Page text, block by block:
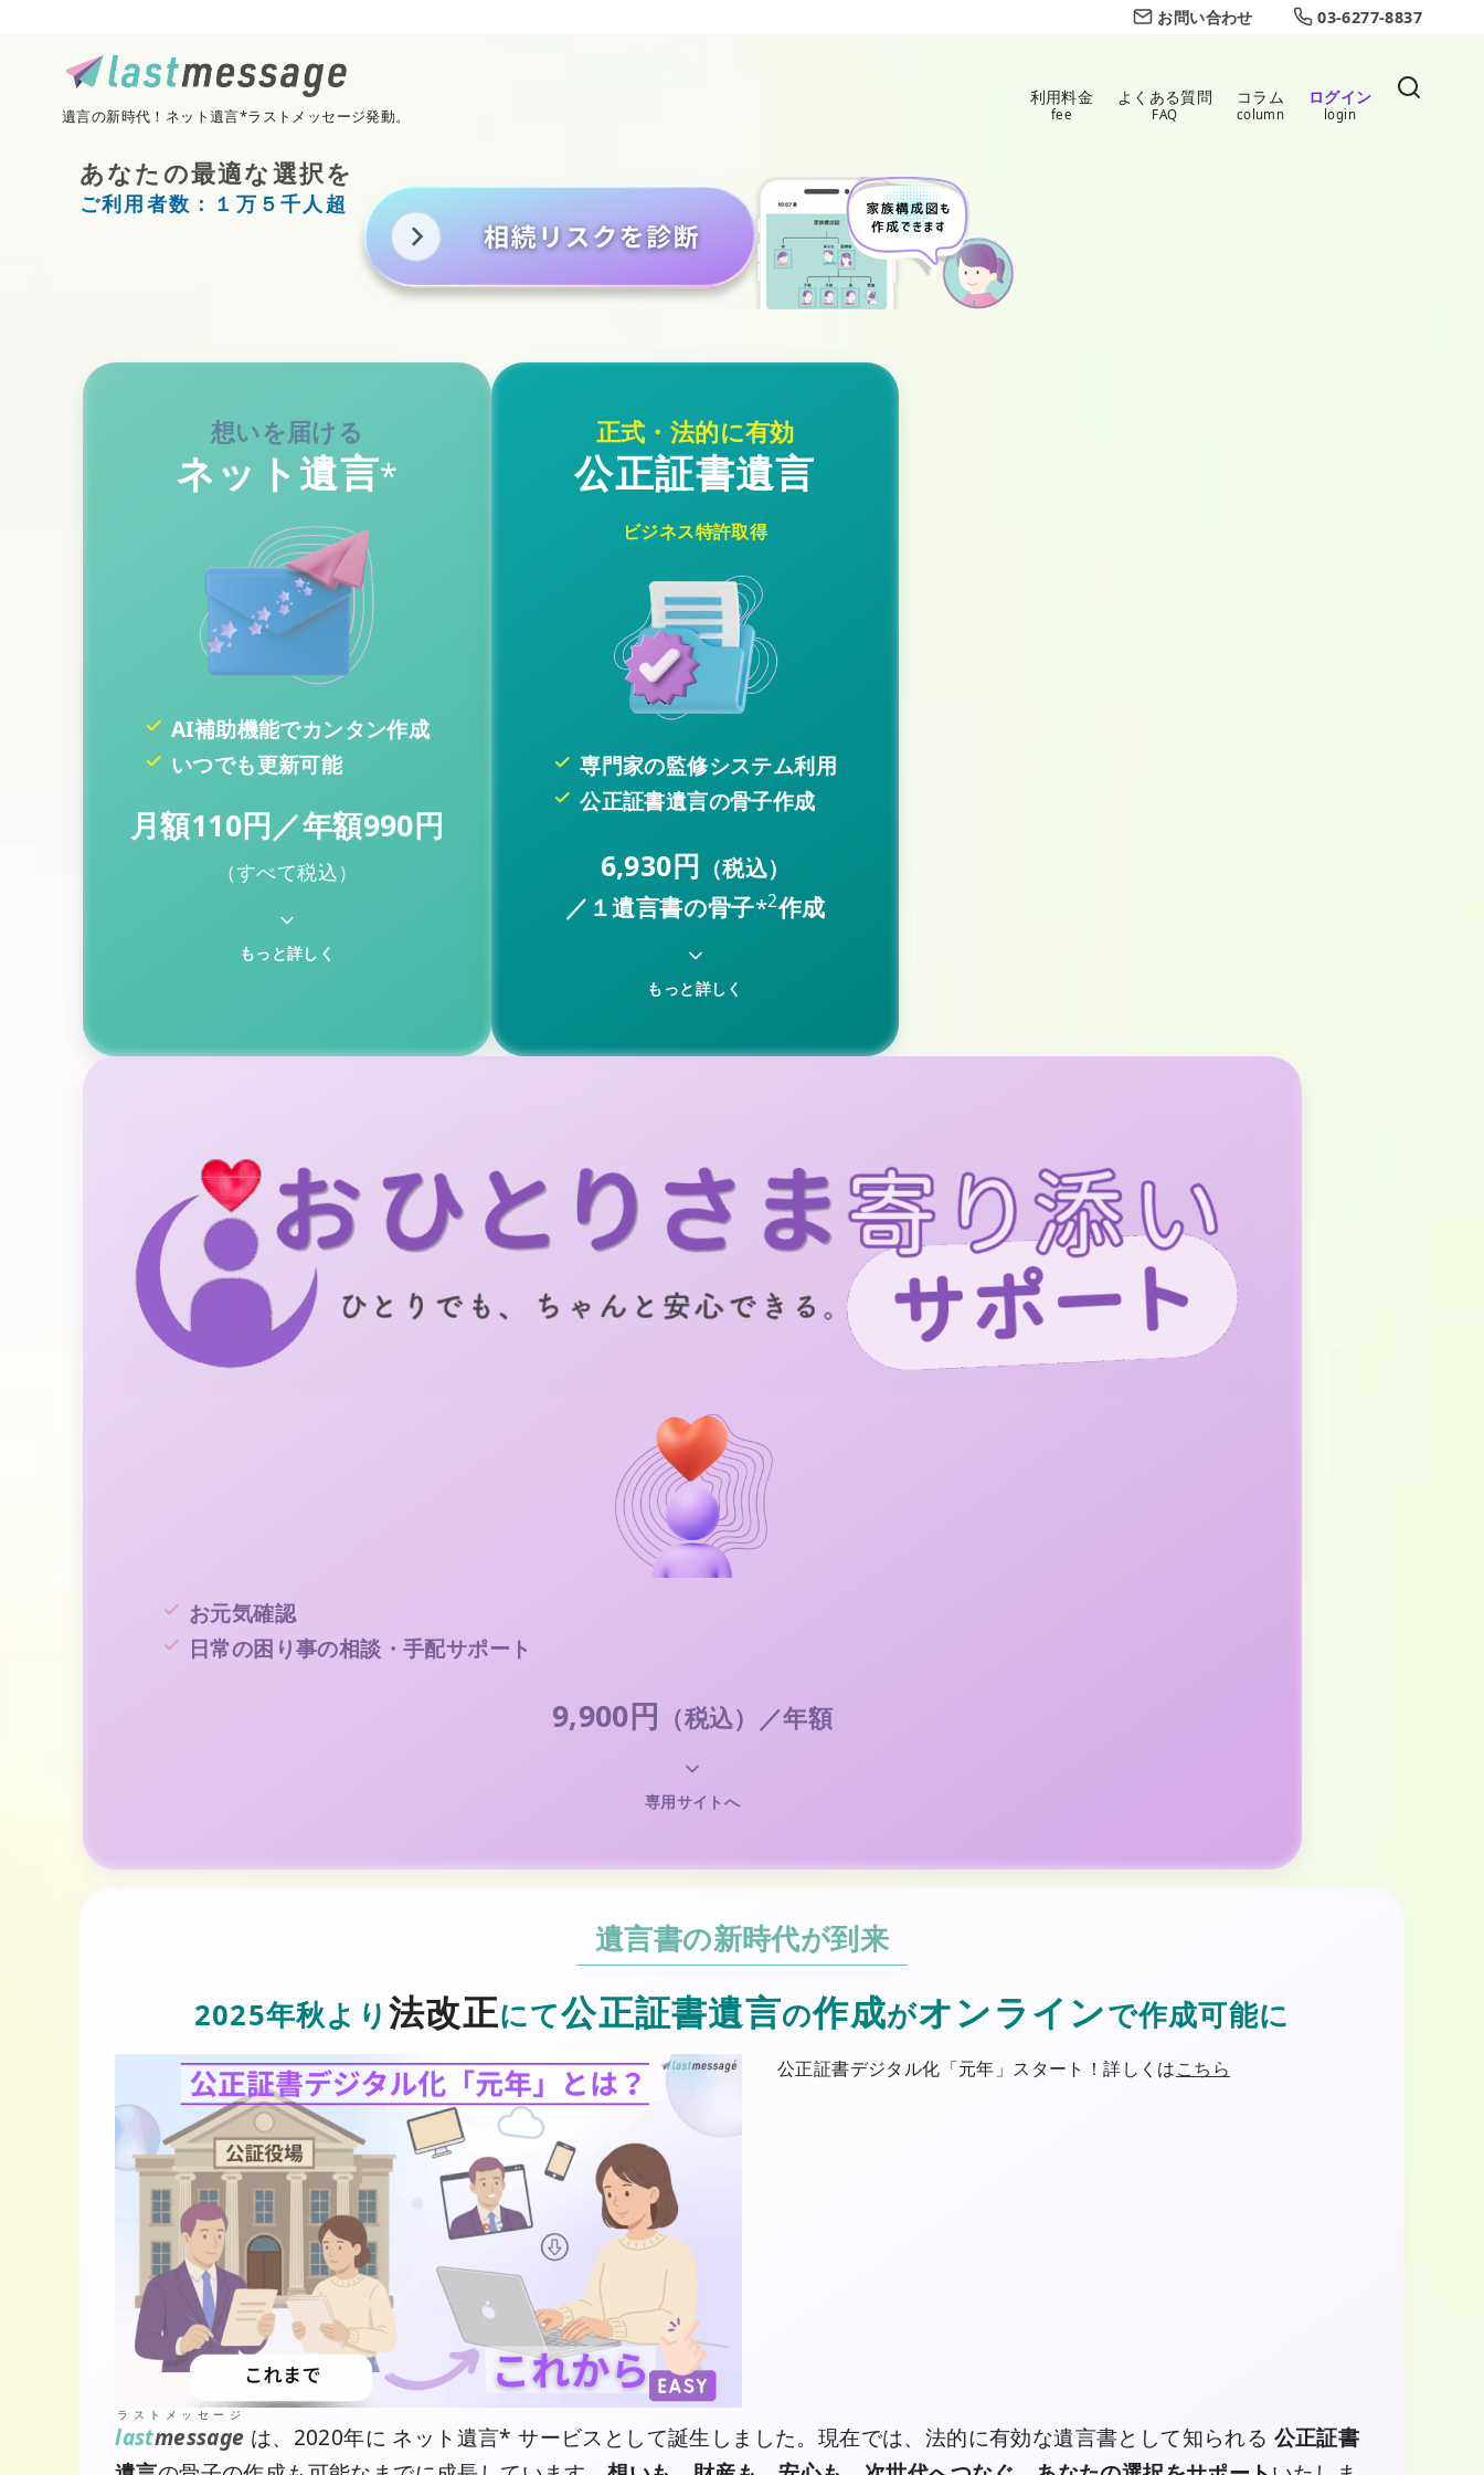
お問い合わせ 03-6277-8837
遺言の新時代！ネット遺言*ラストメッセージ発動。
利用料金
fee
よくある質問
FAQ
コラム
column
ログイン
login
あなたの最適な選択を
ご利用者数：１万５千人超
ネット遺言*
AI補助機能でカンタン作成
いつでも更新可能
月額110円／年額990円
（すべて税込）
もっと詳しく
公正証書遺言
ビジネス特許取得
専門家の監修システム利用
公正証書遺言の骨子作成
6,930円 （税込）
／１遺言書の骨子*2作成
もっと詳しく
お元気確認
日常の困り事の相談・手配サポート
9,900円 （税込）／年額
専用サイトへ
2025年秋より 法改正にて公正証書遺言の作成がオンラインで作成可能に
公正証書デジタル化「元年」スタート！詳しくはこちら
lastmessage
ラストメッセージ
は、2020年に ネット遺言* サービスとして誕生しました。現在では、法的に有効な遺言書として知られる 公正証書